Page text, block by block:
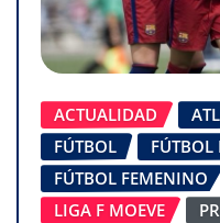
ACTUALIDAD
FÚTBOL
FÚTBOL
FÚTBOL FEMENINO
LIGA F MOEVE